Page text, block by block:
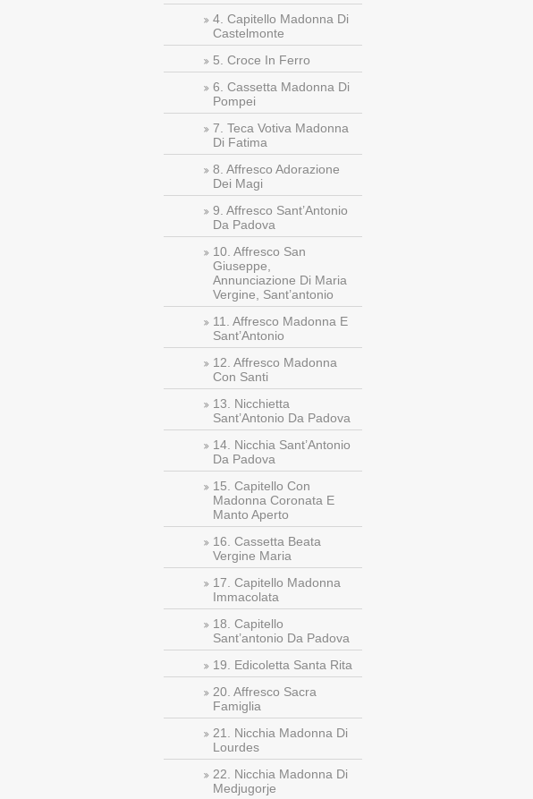
4. Capitello Madonna Di
Castelmonte
5. Croce In Ferro
6. Cassetta Madonna Di
Pompei
7. Teca Votiva Madonna
Di Fatima
8. Affresco Adorazione
Dei Magi
9. Affresco Sant’Antonio
Da Padova
10. Affresco San
Giuseppe,
Annunciazione Di Maria
Vergine, Sant’antonio
11. Affresco Madonna E
Sant’Antonio
12. Affresco Madonna
Con Santi
13. Nicchietta
Sant’Antonio Da Padova
14. Nicchia Sant’Antonio
Da Padova
15. Capitello Con
Madonna Coronata E
Manto Aperto
16. Cassetta Beata
Vergine Maria
17. Capitello Madonna
Immacolata
18. Capitello
Sant’antonio Da Padova
19. Edicoletta Santa Rita
20. Affresco Sacra
Famiglia
21. Nicchia Madonna Di
Lourdes
22. Nicchia Madonna Di
Medjugorje